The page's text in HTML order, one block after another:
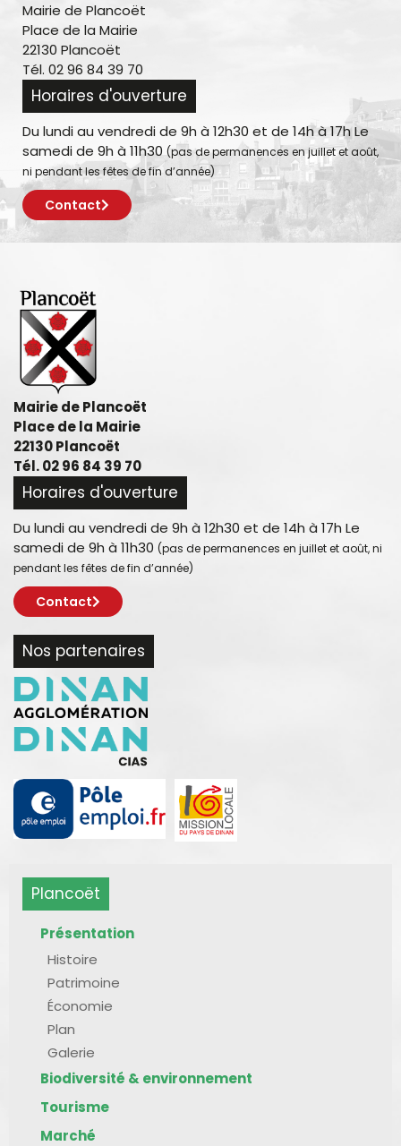
Mairie de Plancoët
Place de la Mairie
22130 Plancoët
Tél. 02 96 84 39 70
Horaires d'ouverture
Du lundi au vendredi de 9h à 12h30 et de 14h à 17h Le
samedi de 9h à 11h30 (pas de permanences en juillet et août,
ni pendant les fêtes de fin d’année)
Contact
Mairie de Plancoët
Place de la Mairie
22130 Plancoët
Tél. 02 96 84 39 70
Horaires d'ouverture
Du lundi au vendredi de 9h à 12h30 et de 14h à 17h Le
samedi de 9h à 11h30 (pas de permanences en juillet et août, ni
pendant les fêtes de fin d’année)
Contact
Nos partenaires
Plancoët
Présentation
Histoire
Patrimoine
Économie
Plan
Galerie
Biodiversité & environnement
Tourisme
Marché